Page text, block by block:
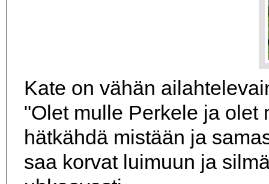
Kate on vähän
"Olet mulle Perkele ja olet
hätkähdä mistään ja
saa korvat luimuun ja